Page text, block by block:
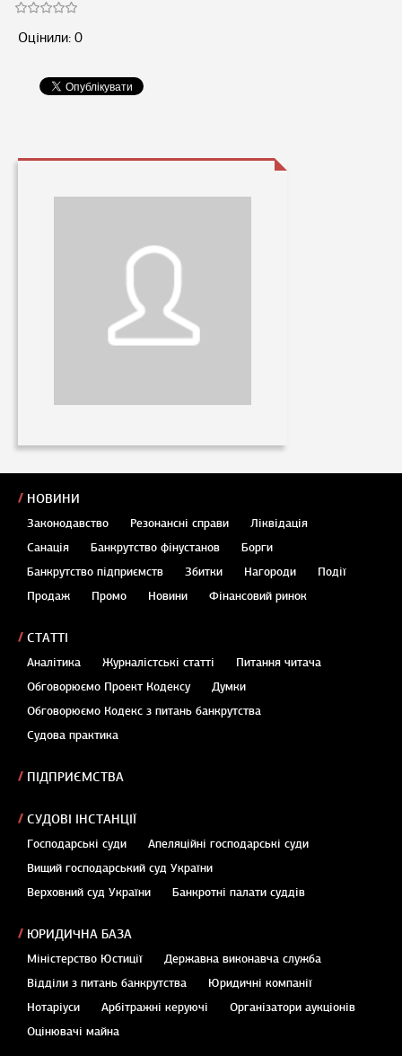
Оцінили: 0
НОВИНИ
Законодавство Резонансні справи
Ліквідація
Санація
Банкрутство фінустанов
Борги
Банкрутство підприємств
Збитки Нагороди
Події
Продаж
Промо Новини Фінансовий ринок
СТАТТІ
Аналітика Журналістські статті
Питання читача
Обговорюємо Проект Кодексу
Думки
Обговорюємо Кодекс з питань банкрутства
Судова практика
ПІДПРИЄМСТВА
СУДОВІ ІНСТАНЦІЇ
Господарські суди
Апеляційні господарські суди
Вищий господарський суд України
Верховний суд України
Банкротні палати суддів
ЮРИДИЧНА БАЗА
Міністерство Юстиції
Державна виконавча служба
Відділи з питань банкрутства
Юридичні компанії
Нотаріуси
Арбітражні керуючі
Організатори аукціонів
Оцінювачі майна